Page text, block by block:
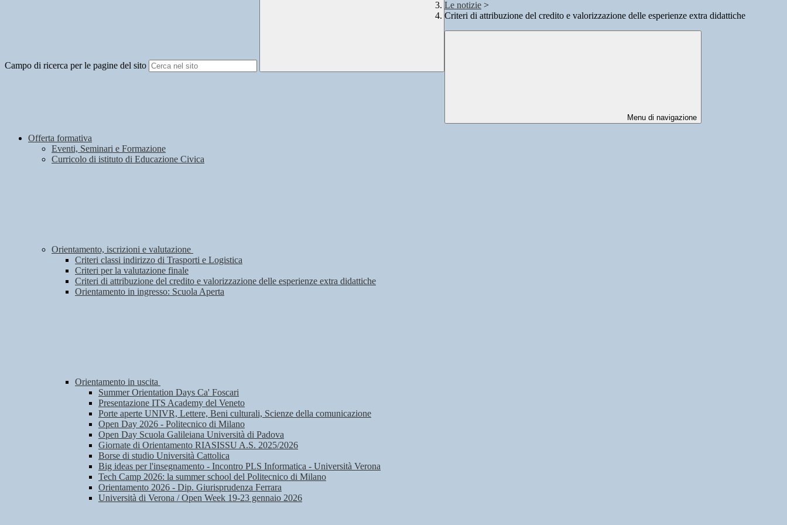
Campo di ricerca per le pagine del sito
Le notizie >
Criteri di attribuzione del credito e valorizzazione delle esperienze extra didattiche
Menu di navigazione
Offerta formativa
Eventi, Seminari e Formazione
Curricolo di istituto di Educazione Civica
Orientamento, iscrizioni e valutazione
Criteri classi indirizzo di Trasporti e Logistica
Criteri per la valutazione finale
Criteri di attribuzione del credito e valorizzazione delle esperienze extra didattiche
Orientamento in ingresso: Scuola Aperta
Orientamento in uscita
Summer Orientation Days Ca' Foscari
Presentazione ITS Academy del Veneto
Porte aperte UNIVR, Lettere, Beni culturali, Scienze della comunicazione
Open Day 2026 - Politecnico di Milano
Open Day Scuola Galileiana Università di Padova
Giornate di Orientamento RIASISSU A.S. 2025/2026
Borse di studio Università Cattolica
Big ideas per l'insegnamento - Incontro PLS Informatica - Università Verona
Tech Camp 2026: la summer school del Politecnico di Milano
Orientamento 2026 - Dip. Giurisprudenza Ferrara
Università di Verona / Open Week 19-23 gennaio 2026